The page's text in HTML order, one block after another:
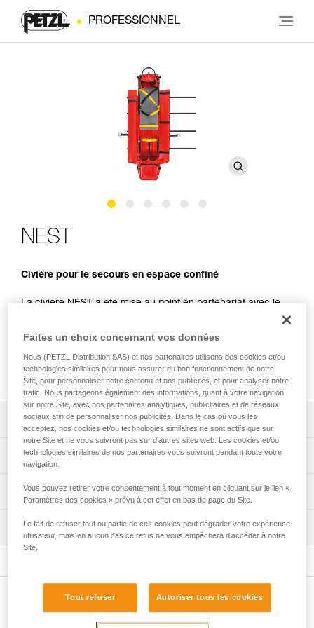
PROFESSIONNEL
NEST
Civière pour le secours en espace confiné
La civière NEST a été mise au point en partenariat avec le
blessé en position horizontale, verticale ou oblique. Facile à
pour tous les secours techniques sur corde, en particulier
ceux effectués en environnement confiné.
Descriptif
Permet de transporter un blessé en position horizontale,
verticale ou oblique, pour s’adapter aux terrains
Facile à manipuler :
sécuriser le blessé,
- code couleurs permettant de simplifier l’installation,
- points de fixation latéraux pré-orientés pour faciliter la
- réglage simple et rapide, grâce aux boucles
automatiques FAST LT PLUS. Le système de
déverrouillage de la boucle limite le risque d'ouverture
Spécifications techniques
Matière(s): TPU, polyamide, polyéthylène, aluminium
Dimensions: 200 x 50 x 5 cm
Poids: 13100 g
Charge maximale autorisée: 150 kg
Spécifications référence(s)
Référence : S061AA00
Garantie : 3 ans
Informations techniques
Télécharger le pdf technical-notice-NEST-STEF-2
Déclaration de conformité
Inspection
Procédure de vérification EPI
Autres produits
Faites un choix concernant vos données
Nous (PETZL Distribution SAS) et nos partenaires utilisons des cookies et/ou
technologies similaires pour nous assurer du bon fonctionnement de notre
Site, pour personnaliser notre contenu et nos publicités, et pour analyser notre
trafic. Nous partageons également des informations, quant à votre navigation
sur notre Site, avec nos partenaires analytiques, publicitaires et de réseaux
sociaux afin de personnaliser nos publicités. Dans le cas où vous les
acceptez, nos cookies et/ou technologies similaires ne sont actifs que sur
notre Site et ne vous suivront pas sur d’autres sites web. Les cookies et/ou
technologies similaires de nos partenaires vous suivront pendant toute votre
navigation.
Vous pouvez retirer votre consentement à tout moment en cliquant sur le lien «
Paramètres des cookies » prévu à cet effet en bas de page du Site.
Le fait de refuser tout ou partie de ces cookies peut dégrader votre expérience
utilisateur, mais en aucun cas ce refus ne vous empêchera d’accéder à notre
Site.
Tout refuser Autoriser tous les cookies